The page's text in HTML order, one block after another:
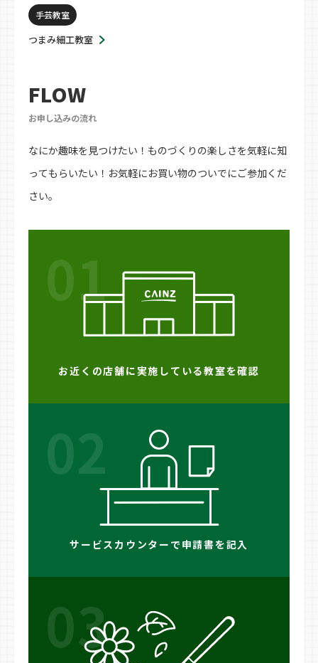
手芸教室
つまみ細工教室
FLOW
お申し込みの流れ
なにか趣味を見つけたい！ものづくりの楽しさを気軽に知
ってもらいたい！お気軽にお買い物のついでにご参加くだ
さい。
01
お近くの店舗に実施している教室を確認
02
サービスカウンターで申請書を記入
03